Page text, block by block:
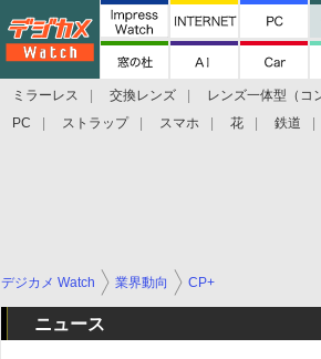
ミラーレス 交換レンズ レンズ一体型（コ
PC
ストラップ スマホ 花 鉄道
デジカメ Watch 業界動向 CP+
ニュース